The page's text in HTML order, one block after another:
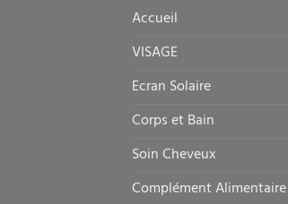
Accueil
VISAGE
Ecran Solaire
Corps et Bain
Soin Cheveux
Complément Alimentaire